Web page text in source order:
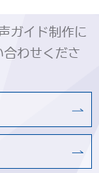
ガイド制作に
合わせくださ